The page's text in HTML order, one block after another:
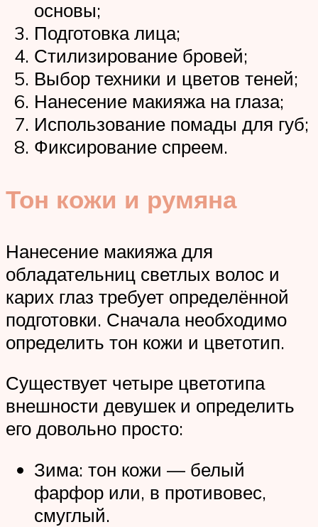
основы;
Подготовка лица;
Стилизирование бровей;
Выбор техники и цветов теней;
Нанесение макияжа на глаза;
Использование помады для губ;
Фиксирование спреем.
Тон кожи и румяна
Нанесение макияжа для
обладательниц светлых волос и
карих глаз требует определённой
подготовки. Сначала необходимо
определить тон кожи и цветотип.
Существует четыре цветотипа
внешности девушек и определить
его довольно просто:
Зима: тон кожи — белый
фарфор или, в противовес,
смуглый.